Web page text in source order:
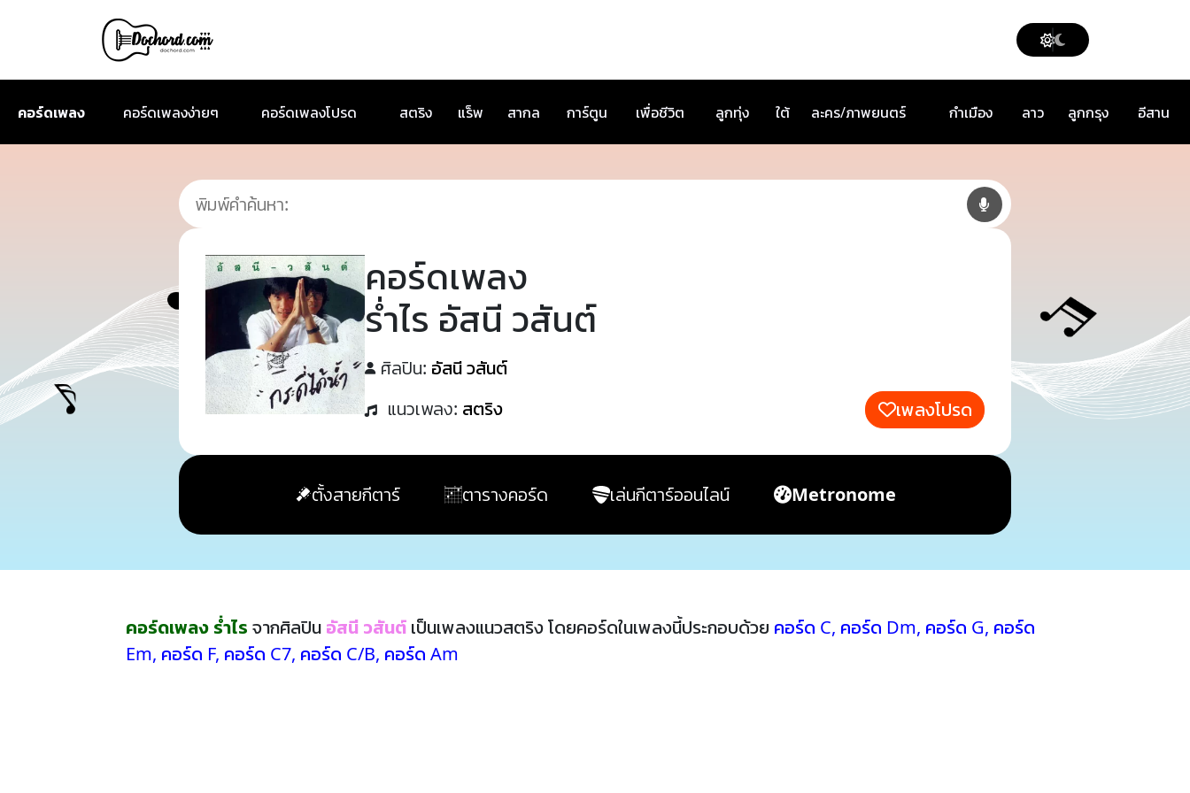
คอร์ดเพลง คอร์ดเพลงง่ายๆ คอร์ดเพลงโปรด สตริง แร็พ สากล การ์ตูน เพื่อชีวิต ลูกทุ่ง ใต้ ละคร/ภาพยนตร์ กำเมือง ลาว ลูกกรุง อีสาน
คอร์ดเพลง
ร่ำไร อัสนี วสันต์
ศิลปิน: อัสนี วสันต์
แนวเพลง: สตริง เพลงโปรด
ตั้งสายกีตาร์ ตารางคอร์ด เล่นกีตาร์ออนไลน์ Metronome
คอร์ดเพลง ร่ำไร จากศิลปิน อัสนี วสันต์ เป็นเพลงแนวสตริง โดยคอร์ดในเพลงนี้ประกอบด้วย คอร์ด C, คอร์ด Dm, คอร์ด G, คอร์ด
Em, คอร์ด F, คอร์ด C7, คอร์ด C/B, คอร์ด Am